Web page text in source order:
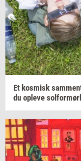
Et kos­misk
du op­le­ve